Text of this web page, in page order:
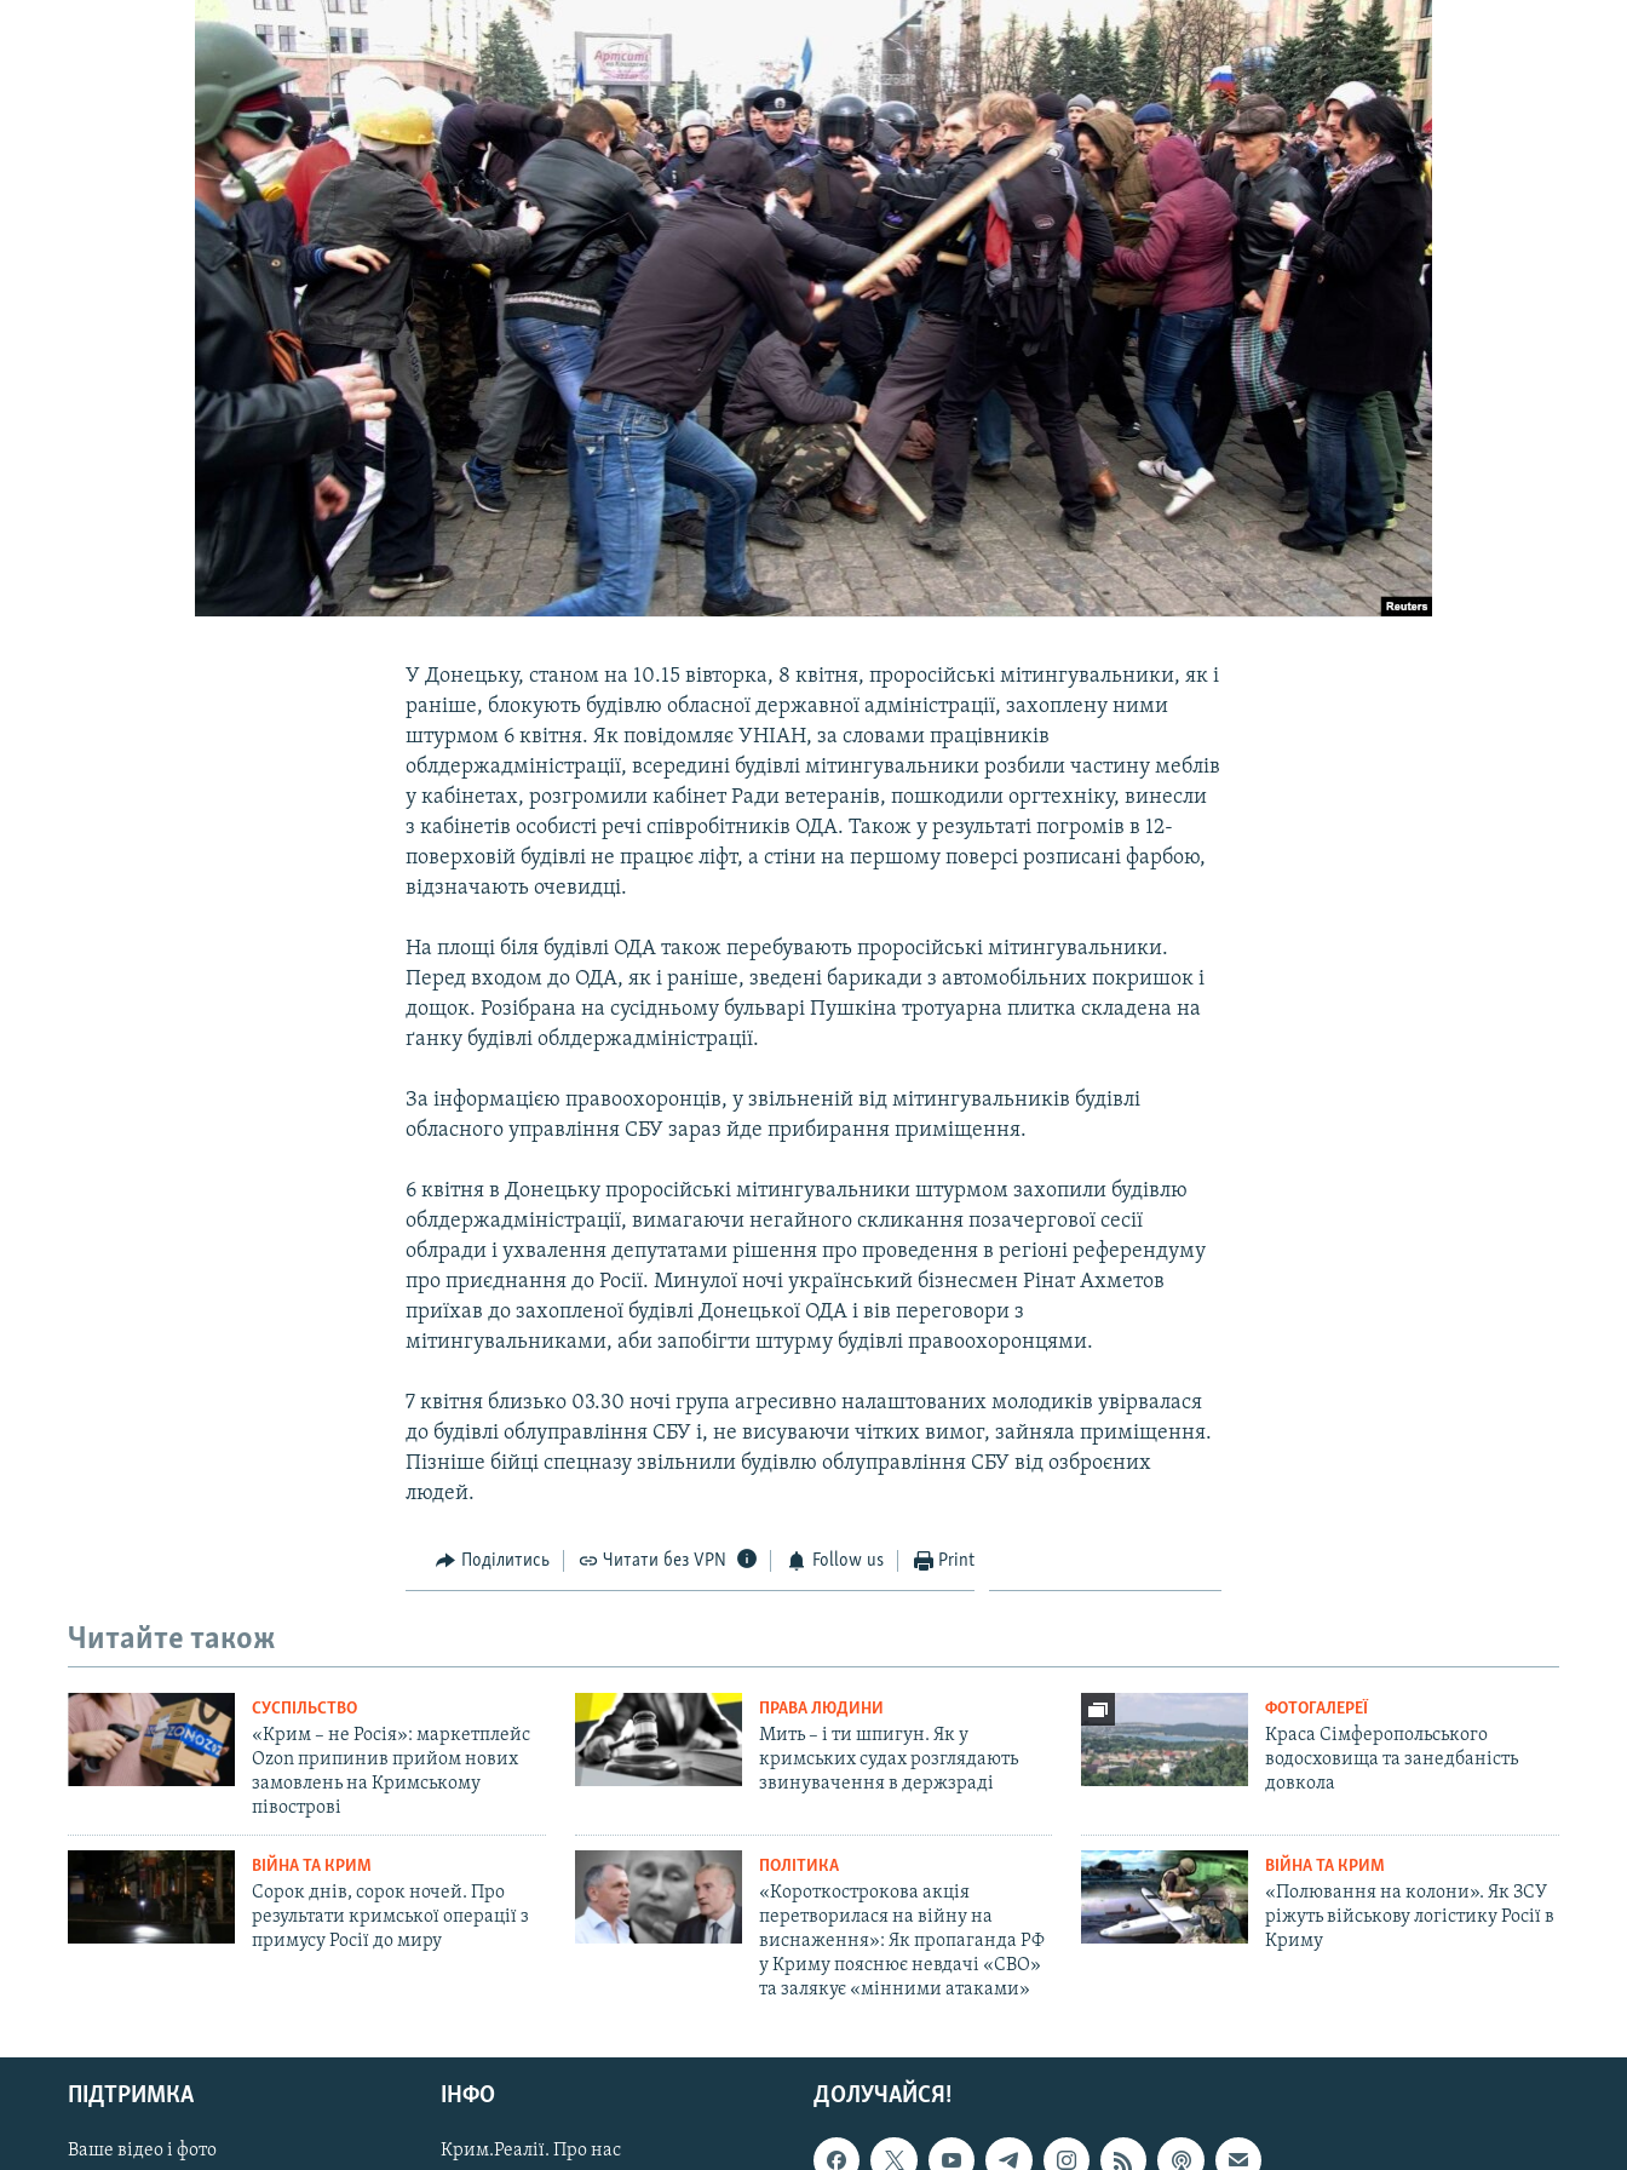
УКРАЇНСЬКА ПРОБЛЕМА КРИМУ
Русский
Qırımtatar
ДОЛУЧАЙСЯ!
У Донецьку, станом на 10.15 вівторка, 8 квітня, проросійські мітингувальники, як і
раніше, блокують будівлю обласної державної адміністрації, захоплену ними
штурмом 6 квітня. Як повідомляє УНІАН, за словами працівників
облдержадміністрації, всередині будівлі мітингувальники розбили частину меблів
у кабінетах, розгромили кабінет Ради ветеранів, пошкодили оргтехніку, винесли
з кабінетів особисті речі співробітників ОДА. Також у результаті погромів в 12-
поверховій будівлі не працює ліфт, а стіни на першому поверсі розписані фарбою,
відзначають очевидці.
На площі біля будівлі ОДА також перебувають проросійські мітингувальники.
Перед входом до ОДА, як і раніше, зведені барикади з автомобільних покришок і
дощок. Розібрана на сусідньому бульварі Пушкіна тротуарна плитка складена на
ґанку будівлі облдержадміністрації.
За інформацією правоохоронців, у звільненій від мітингувальників будівлі
обласного управління СБУ зараз йде прибирання приміщення.
6 квітня в Донецьку проросійські мітингувальники штурмом захопили будівлю
облдержадміністрації, вимагаючи негайного скликання позачергової сесії
облради і ухвалення депутатами рішення про проведення в регіоні референдуму
про приєднання до Росії. Минулої ночі український бізнесмен Рінат Ахметов
приїхав до захопленої будівлі Донецької ОДА і вів переговори з
мітингувальниками, аби запобігти штурму будівлі правоохоронцями.
7 квітня близько 03.30 ночі група агресивно налаштованих молодиків увірвалася
до будівлі облуправління СБУ і, не висуваючи чітких вимог, зайняла приміщення.
Пізніше бійці спецназу звільнили будівлю облуправління СБУ від озброєних
людей.
Поділитись Читати без VPN Follow us Print
Читайте також
СУСПІЛЬСТВО
«Крим – не Росія»: маркетплейс
Ozon припинив прийом нових
замовлень на Кримському
півострові
ПРАВА ЛЮДИНИ
Мить – і ти шпигун. Як у
кримських судах розглядають
звинувачення в держзраді
ФОТОГАЛЕРЕЇ
Краса Сімферопольського
водосховища та занедбаність
довкола
ВІЙНА ТА КРИМ
Сорок днів, сорок ночей. Про
результати кримської операції з
примусу Росії до миру
ПОЛІТИКА
«Короткострокова акція
перетворилася на війну на
виснаження»: Як пропаганда РФ
у Криму пояснює невдачі «СВО»
та залякує «мінними атаками»
ВІЙНА ТА КРИМ
«Полювання на колони». Як ЗСУ
ріжуть військову логістику Росії в
Криму
ДОЛУЧАЙСЯ!
ПІДТРИМКА
Ваше відео і фото
ІНФО
Крим.Реалії. Про нас